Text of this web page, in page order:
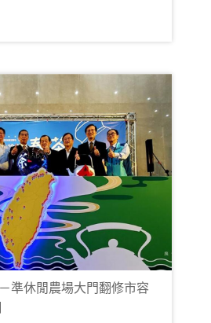
準休閒農場大門翻修市容